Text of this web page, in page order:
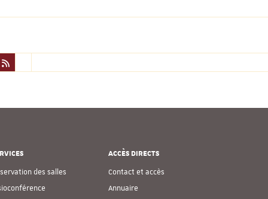
des salles
ACCÈS DIRECTS
Contact et accès
Annuaire